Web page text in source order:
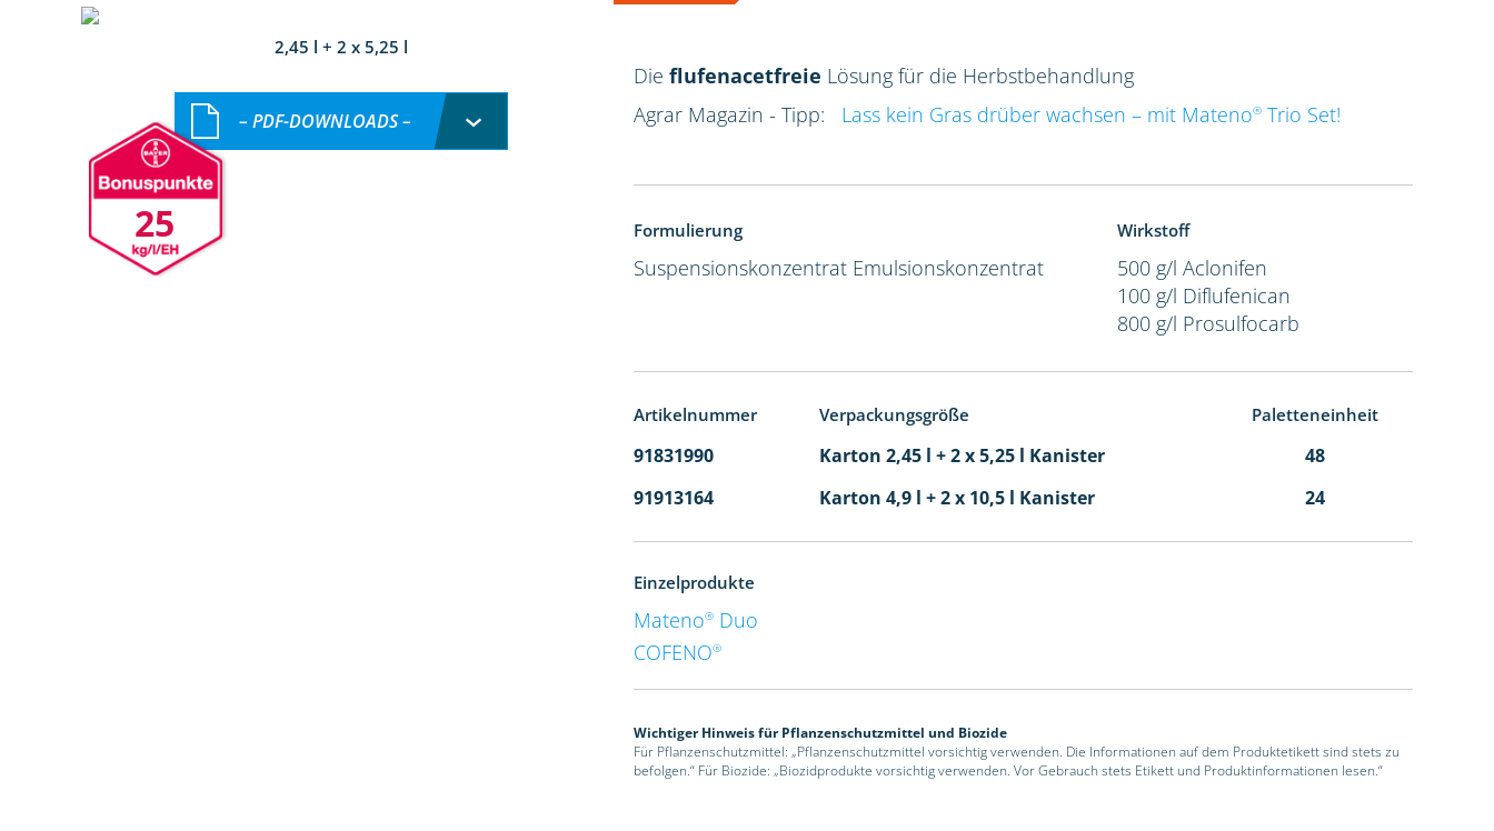
2,45 l + 2 x 5,25 l
25
– PDF-DOWNLOADS –
Dieflufenacetfreie Lösung für die Herbstbehandlung
Agrar Magazin - Tipp:
Lass kein Gras drüber wachsen – mit Mateno® Trio Set!
Formulierung
Suspensionskonzentrat Emulsionskonzentrat
Wirkstoff
500 g/l Aclonifen
100 g/l Diflufenican
800 g/l Prosulfocarb
Artikelnummer Verpackungsgröße Paletteneinheit
91831990 Karton 2,45 l + 2 x 5,25 l Kanister
48
91913164
Karton 4,9 l + 2 x 10,5 l Kanister 24
Einzelprodukte
Mateno® Duo
COFENO®
Wichtiger Hinweis für Pflanzenschutzmittel und Biozide
Für Pflanzenschutzmittel: „Pflanzenschutzmittel vorsichtig verwenden. Die Informationen auf dem Produktetikett sind stets zu
befolgen.“ Für Biozide: „Biozidprodukte vorsichtig verwenden. Vor Gebrauch stets Etikett und Produktinformationen lesen.“